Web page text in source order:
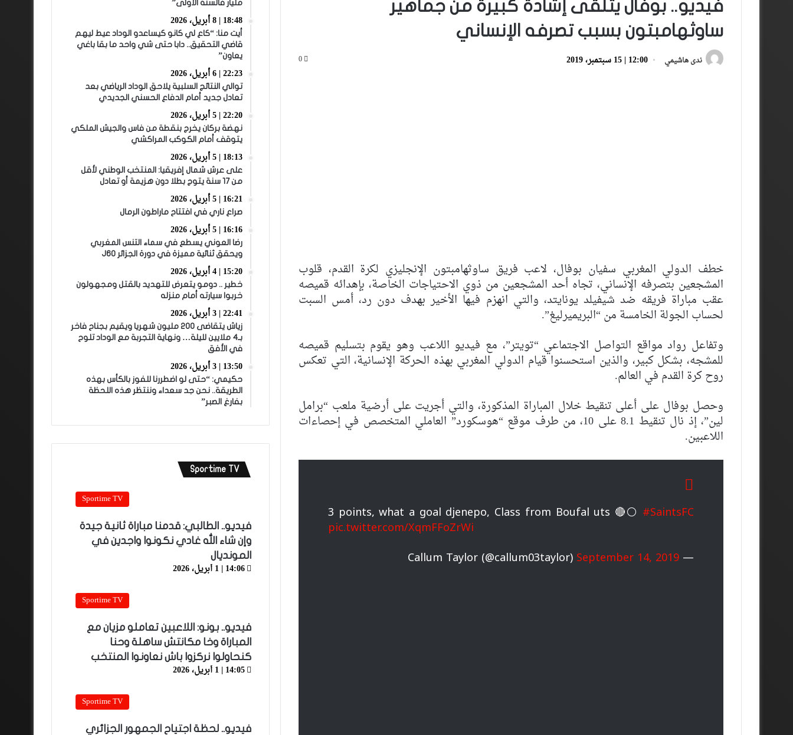
فيديو.. بوفال يتلقى إشادة كبيرة من جماهير
ساوثهامبتون بسبب تصرفه الإنساني
ندى هاشيمي 12:00 | 15 سبتمبر، 2019 0
خطف الدولي المغربي سفيان بوفال، لاعب فريق ساوثهامبتون الإنجليزي لكرة القدم، قلوب
المشجعين بتصرفه الإنساني، تجاه أحد المشجعين من ذوي الاحتياجات الخاصة، بإهدائه قميصه
عقب مباراة فريقه ضد شيفيلد يونايتد، والتي انهزم فيها الأخير بهدف دون رد، أمس السبت
لحساب الجولة الخامسة من “البريميرليغ”.
وتفاعل رواد مواقع التواصل الاجتماعي “تويتر”، مع فيديو اللاعب وهو يقوم بتسليم قميصه
للمشجه، بشكل كبير، والذين استحسنوا قيام الدولي المغربي بهذه الحركة الإنسانية، التي تعكس
روح كرة القدم في العالم.
وحصل بوفال على أعلى تنقيط خلال المباراة المذكورة، والتي أجريت على أرضية ملعب “برامل
لين”، إذ نال تنقيط 8.1 على 10، من طرف موقع “هوسكورد” العاملي المتخصص في إحصاءات
اللاعبين.
3 points, what a goal djenepo, Class from Boufal uts 🔴⚪️ #SaintsFC
pic.twitter.com/XqmFFoZrWi
— Callum Taylor (@callum03taylor)
September 14, 2019
مليار فالسنة الأولى”
18:48 | 8 أبريل، 2026
أيت منا: “كاع لي كانو كيساعدو الوداد عيط ليهم
قاضي التحقيق.. دابا حتى شي واحد ما بقا باغي
يعاون”
22:23 | 6 أبريل، 2026
توالي النتائج السلبية يلاحق الوداد الرياضي بعد
تعادل جديد أمام الدفاع الحسني الجديدي
22:20 | 5 أبريل، 2026
نهضة بركان يخرج بنقطة من فاس والجيش الملكي
يتوقف أمام الكوكب المراكشي
18:13 | 5 أبريل، 2026
على عرش شمال إفريقيا: المنتخب الوطني لأقل
من 17 سنة يتوج بطلا دون هزيمة أو تعادل
16:21 | 5 أبريل، 2026
صراع ناري في افتتاح ماراطون الرمال
16:16 | 5 أبريل، 2026
رضا العوني يسطع في سماء التنس المغربي
ويحقق ثنائية مميزة في دورة الجزائر J60
15:20 | 4 أبريل، 2026
خطير .. دومو يتعرض للتهديد بالقتل ومجهولون
خربوا سيارته أمام منزله
22:41 | 3 أبريل، 2026
زياش يتقاضى 200 مليون شهريا ويقيم بجناح فاخر
بـ4 ملايين لليلة… ونهاية التجربة مع الوداد تلوح
في الأفق
13:50 | 3 أبريل، 2026
حكيمي: “حتى لو اضطررنا للفوز بالكأس بهذه
الطريقة.. نحن جد سعداء وننتظر هذه اللحظة
بفارغ الصبر”
Sportime TV
Sportime TV
فيديو.. الطالبي: قدمنا مباراة ثانية جيدة
وإن شاء الله غادي نكونوا واجدين في
المونديال
14:06 | 1 أبريل، 2026
Sportime TV
فيديو.. بونو: اللاعبين تعاملو مزيان مع
المباراة وخا مكانتش ساهلة وحنا
كنحاولوا نركزوا باش نعاونوا المنتخب
14:05 | 1 أبريل، 2026
Sportime TV
فيديو.. لحظة اجتياح الجمهور الجزائري